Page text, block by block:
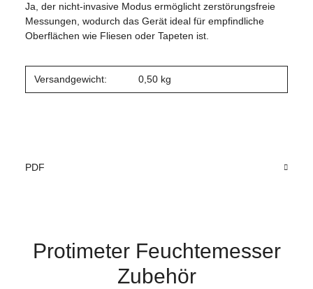
Ja, der nicht-invasive Modus ermöglicht zerstörungsfreie
Messungen, wodurch das Gerät ideal für empfindliche
Oberflächen wie Fliesen oder Tapeten ist.
Versandgewicht: 0,50 kg
PDF
Protimeter Feuchtemesser
Zubehör